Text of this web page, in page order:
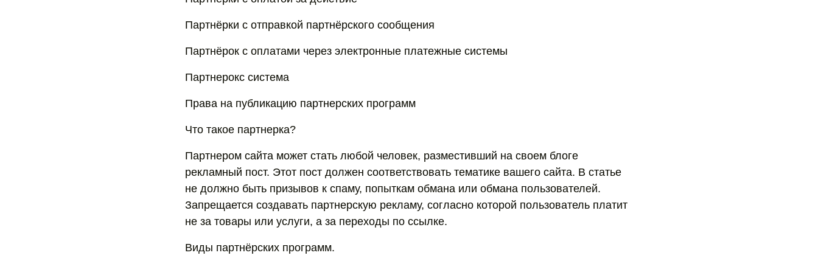
Партнёрки с отправкой партнёрского сообщения
Партнёрок с оплатами через электронные платежные системы
Партнерокс система
Права на публикацию партнерских программ
Что такое партнерка?
Партнером сайта может стать любой человек, разместивший на своем блоге
рекламный пост. Этот пост должен соответствовать тематике вашего сайта. В статье
не должно быть призывов к спаму, попыткам обмана или обмана пользователей.
Запрещается создавать партнерскую рекламу, согласно которой пользователь платит
не за товары или услуги, а за переходы по ссылке.
Виды партнёрских программ.